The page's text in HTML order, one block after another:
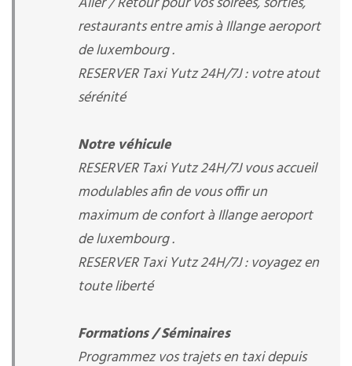
restaurants entre amis à Illange aeroport
de luxembourg .
RESERVER Taxi Yutz 24H/7J : votre atout
sérénité
Notre véhicule
RESERVER Taxi Yutz 24H/7J vous accueil
modulables afin de vous offir un
maximum de confort à Illange aeroport
de luxembourg .
RESERVER Taxi Yutz 24H/7J : voyagez en
toute liberté
Formations / Séminaires
Programmez vos trajets en taxi depuis